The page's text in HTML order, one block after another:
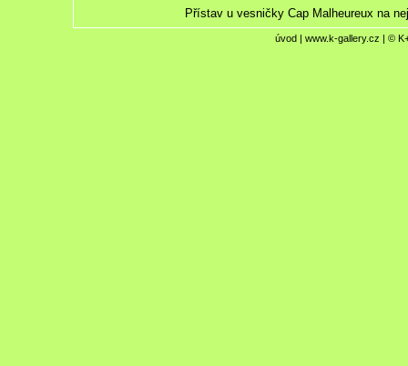
Přístav u vesničky Cap Malheureux na
úvod| www.k-gallery.cz | ©